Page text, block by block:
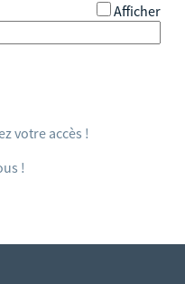
Afficher
votre accès !
!